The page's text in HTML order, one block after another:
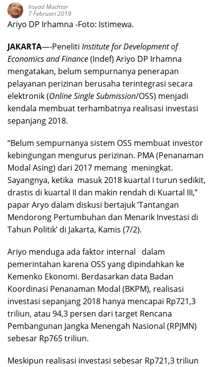
Irsyad Muchtar
7 Februari 2019
Ariyo DP Irhamna -Foto: Istimewa.
JAKARTA—-Peneliti Institute for Development of
Economics and Finance(Indef) Ariyo DP Irhamna
mengatakan, belum sempurnanya penerapan
pelayanan perizinan berusaha terintegrasi secara
elektronik (Online Single Submission/OSS) menjadi
kendala membuat terhambatnya realisasi investasi
sepanjang 2018.
“Belum sempurnanya sistem OSS membuat investor
kebingungan mengurus perizinan. PMA (Penanaman
Modal Asing) dari 2017 memang meningkat.
Sayangnya, ketika masuk 2018 kuartal I turun sedikit,
drastis di kuartal II dan makin rendah di Kuartal III,”
papar Aryo dalam diskusi bertajuk ‘Tantangan
Mendorong Pertumbuhan dan Menarik Investasi di
Tahun Politik’ di Jakarta, Kamis (7/2).
Ariyo menduga ada faktor internal dalam
pemerintahan karena OSS yang dipindahkan ke
Kemenko Ekonomi. Berdasarkan data Badan
Koordinasi Penanaman Modal (BKPM), realisasi
investasi sepanjang 2018 hanya mencapai Rp721,3
triliun, atau 94,3 persen dari target Rencana
Pembangunan Jangka Menengah Nasional (RPJMN)
sebesar Rp765 triliun.
Meskipun realisasi investasi sebesar Rp721,3 triliun